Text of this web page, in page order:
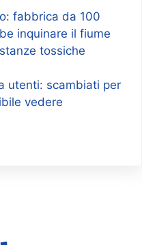
fabbrica da 100
inquinare il fiume
tossiche
utenti: scambiati per
vedere